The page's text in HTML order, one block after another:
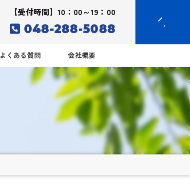
【受付時間】10：00～19：00
048-288-5088
よくある質問 会社概要